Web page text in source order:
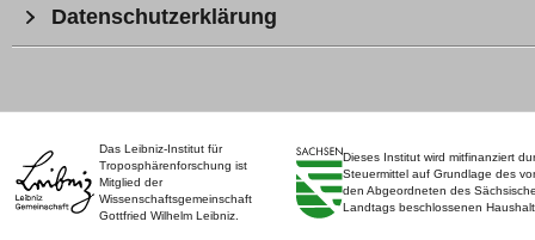
Das Leibniz-Institut für
Troposphärenforschung ist
Mitglied der
Wissenschaftsgemeinschaft
Gottfried Wilhelm Leibniz.
Dieses Institut wird mitfinanziert
Steuermittel auf Grundlage des
den Abgeordneten des
Landtags beschlossenen
Datenschutzerklärung